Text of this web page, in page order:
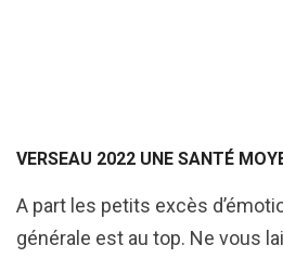
VERSEAU 2022 UNE SANTÉ
A part les petits excès
générale est au top. Ne vous